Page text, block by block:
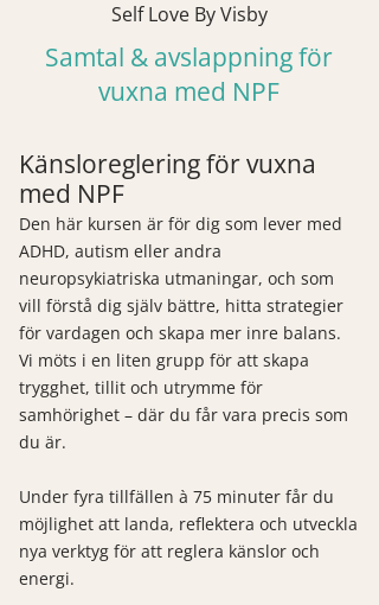
Self Love By Visby
Samtal & avslappning för
vuxna med NPF
Känsloreglering för vuxna
med NPF
Den här kursen är för dig som lever med
ADHD, autism eller andra
neuropsykiatriska utmaningar, och som
vill förstå dig själv bättre, hitta strategier
för vardagen och skapa mer inre balans.
Vi möts i en liten grupp för att skapa
trygghet, tillit och utrymme för
samhörighet – där du får vara precis som
du är.
Under fyra tillfällen à 75 minuter får du
möjlighet att landa, reflektera och utveckla
nya verktyg för att reglera känslor och
energi.